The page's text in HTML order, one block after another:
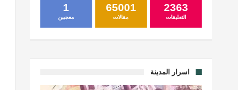
1
معجبين
65001
مقالات
2363
التعليقات
اسرار المدينة